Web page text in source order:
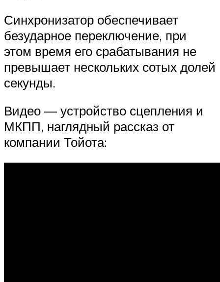
Синхронизатор обеспечивает
безударное переключение, при
этом время его срабатывания не
превышает нескольких сотых долей
секунды.
Видео — устройство сцепления и
МКПП, наглядный рассказ от
компании Тойота: